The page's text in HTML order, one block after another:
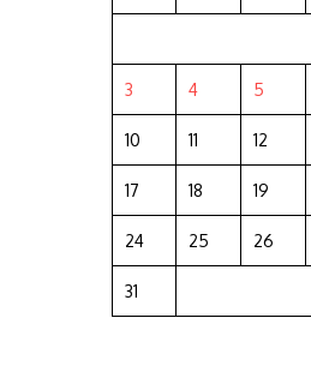
3 4 5
10 11 12
17 18 19
24 25 26
31